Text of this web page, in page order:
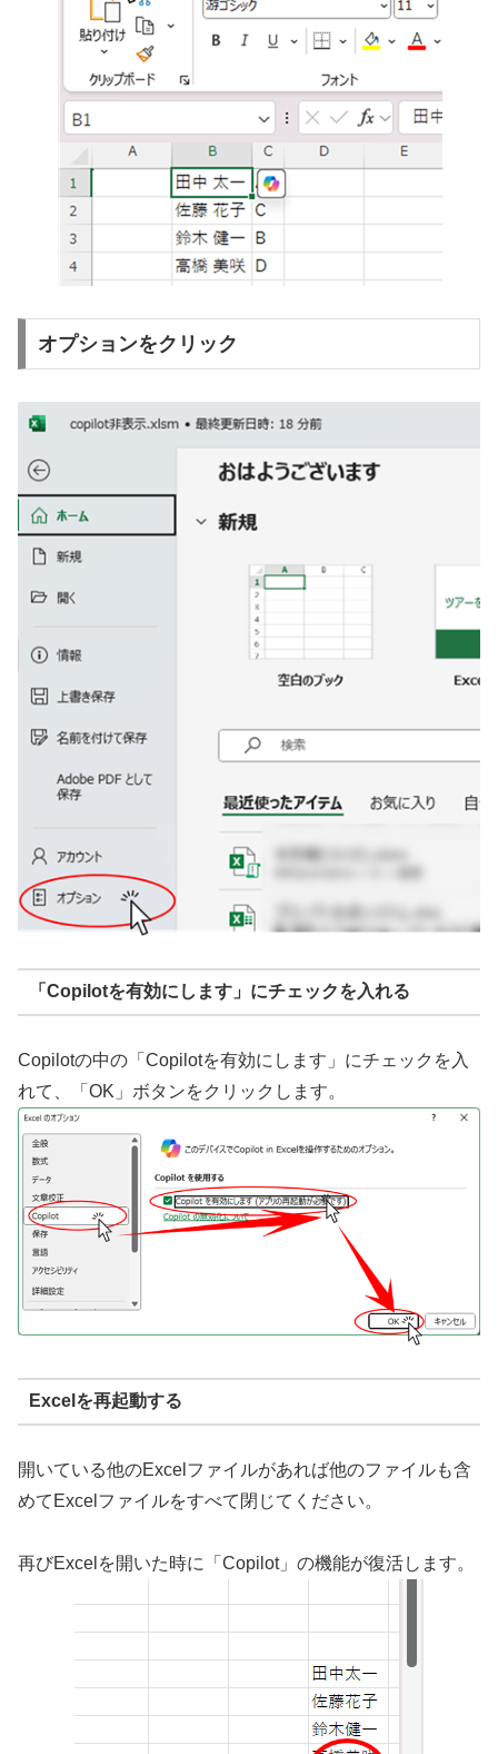
オプションをクリック
「Copilotを有効にします」にチェックを入れる
Copilotの中の「Copilotを有効にします」にチェックを入
れて、「OK」ボタンをクリックします。
Excelを再起動する
開いている他のExcelファイルがあれば他のファイルも含
めてExcelファイルをすべて閉じてください。
再びExcelを開いた時に「Copilot」の機能が復活します。